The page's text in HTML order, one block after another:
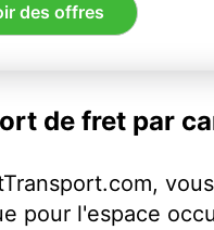
des offres
de fret par
pour l'espace